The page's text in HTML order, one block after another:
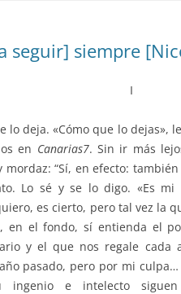
seguir] siempre
I
lo deja. «Cómo que lo dejas»,
en Canarias7. Sin ir más
“Sí, en efecto:
Lo sé y se lo digo. «Es
es cierto, pero tal vez la
en el fondo, sí entienda el
y el que nos regale cada
pasado, pero por mi
ingenio e intelecto